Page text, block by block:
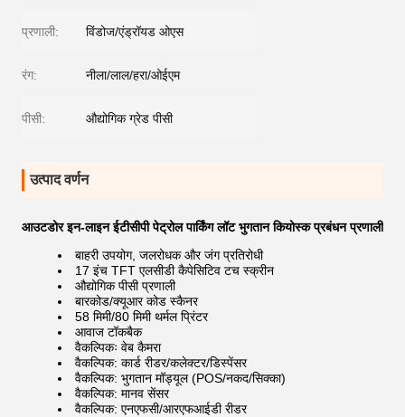
प्रणाली: विंडोज/एंड्रॉयड ओएस
रंग: नीला/लाल/हरा/ओईएम
पीसी: औद्योगिक ग्रेड पीसी
उत्पाद वर्णन
आउटडोर इन-लाइन ईटीसीपी पेट्रोल पार्किंग लॉट भुगतान कियोस्क प्रबंधन प्रणाली
बाहरी उपयोग, जलरोधक और जंग प्रतिरोधी
17 इंच TFT एलसीडी कैपेसिटिव टच स्क्रीन
औद्योगिक पीसी प्रणाली
बारकोड/क्यूआर कोड स्कैनर
58 मिमी/80 मिमी थर्मल प्रिंटर
आवाज टॉकबैक
वैकल्पिकः वेब कैमरा
वैकल्पिक: कार्ड रीडर/कलेक्टर/डिस्पेंसर
वैकल्पिक: भुगतान मॉड्यूल (POS/नकद/सिक्का)
वैकल्पिक: मानव सेंसर
वैकल्पिक: एनएफसी/आरएफआईडी रीडर